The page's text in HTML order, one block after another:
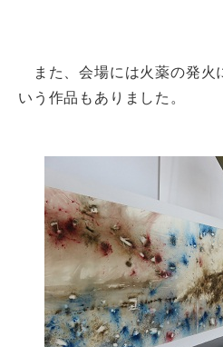
また、会場には火薬の発火
いう作品もありました。